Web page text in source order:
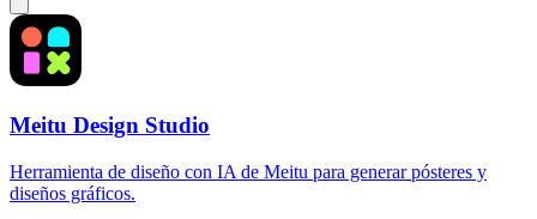
Meitu Design Studio
Herramienta de diseño con IA de Meitu para generar pósteres y
diseños gráficos.